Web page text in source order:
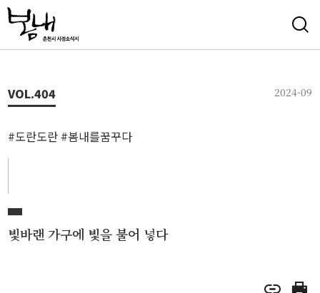
VOL.404 2024-09
#도란도란 #봄내를꿈꾸다
빛바랜 가구에 빛을 불어 넣다